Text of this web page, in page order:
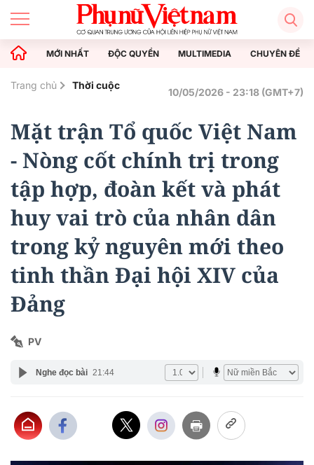
MỚI NHẤT ĐỘC QUYỀN MULTIMEDIA CHUYÊN ĐỀ
Trang chủ Thời cuộc
10/05/2026 - 23:18 (GMT+7)
Mặt trận Tổ quốc Việt Nam
- Nòng cốt chính trị trong
tập hợp, đoàn kết và phát
huy vai trò của nhân dân
trong kỷ nguyên mới theo
tinh thần Đại hội XIV của
Đảng
PV
Nghe đọc bài 21:44